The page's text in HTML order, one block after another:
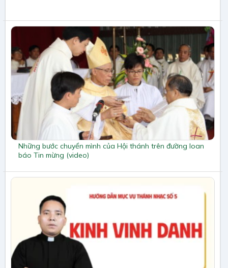
Những bước chuyển mình của Hội thánh trên đường loan
báo Tin mừng (video)